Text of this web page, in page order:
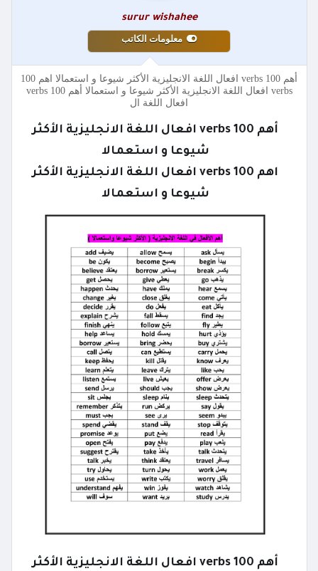
surur wishahee
معلومات الكاتب
أهم 100 verbs افعال اللغة الانجليزية الأكثر شيوعا و استعمالا اهم 100
verbs افعال اللغة الانجليزية الأكثر شيوعا و استعمالا أهم 100 verbs
افعال اللغة ال
أهم 100 verbs افعال اللغة الانجليزية الأكثر
شيوعا و استعمالا
اهم 100 verbs افعال اللغة الانجليزية الأكثر
شيوعا و استعمالا
أهم 100 verbs افعال اللغة الانجليزية الأكثر